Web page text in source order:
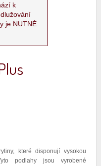
k
je NUTNÉ
které disponují vysokou
podlahy jsou vyrobené